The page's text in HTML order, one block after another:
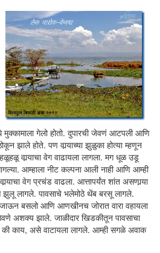
मुक्कामाला गेलो होतो. दुपारची जेवणं आटपली आणि
झाले होते. पण वार्‍याच्या झुळुका होत्या म्हणून
वार्‍याचा वेग वाढायला लागला. मग धूळ उडू
आम्हाला नीट कल्पना आली नाही आणि आम्ही
वेग प्रचंड वाढला. आत्तापर्यंत शांत असणार्‍या
झुलू लागले. पावसाचे भलेमोठे थेंब बरसू लागले.
बसलो आणि आणखीनच जोरात वारा वहायला
अशक्य झाले. जाळीदार खिडकीतून पावसाचा
की काय, असे वाटायला लागले. आम्ही सगळे अवाक